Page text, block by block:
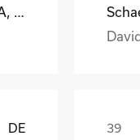
FUJITSU TEN ESPAÑA, S.A.
DE